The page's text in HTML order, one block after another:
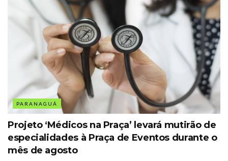
PARANAGUÁ
Projeto ‘Médicos na Praça’ levará mutirão de
especialidades à Praça de Eventos durante o
mês de agosto